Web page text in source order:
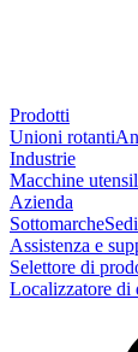
Prodotti
Unioni rotanti
Industrie
Macchine
Azienda
Sottomarche
Assistenza e
Selettore di
Localizzatore di